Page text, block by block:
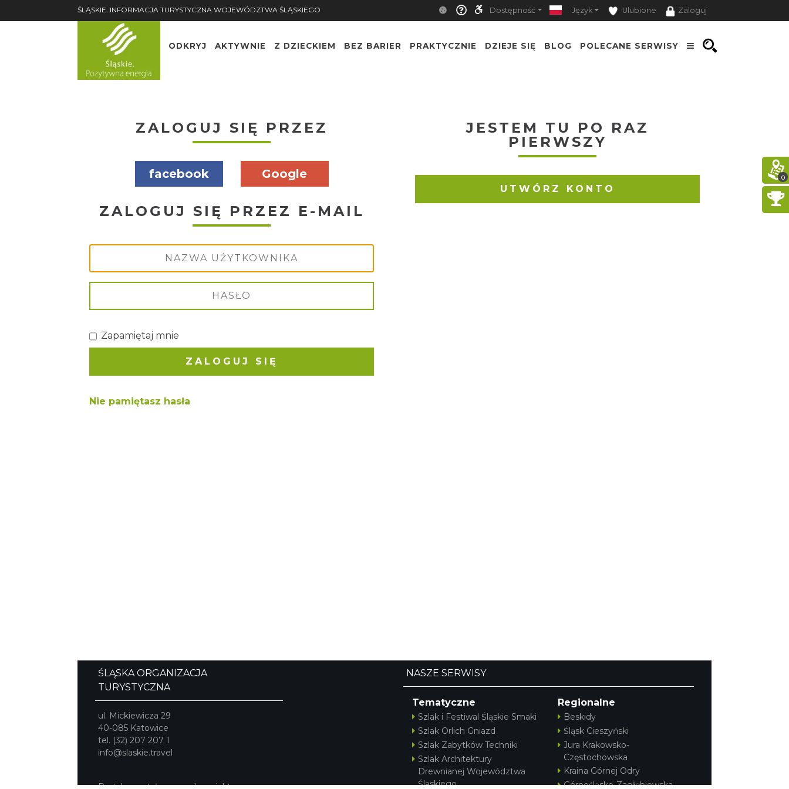
ŚLĄSKIE. INFORMACJA TURYSTYCZNA WOJEWÓDZTWA ŚLĄSKIEGO Dostępność Język Ulubione Zaloguj
ODKRYJ AKTYWNIE Z DZIECKIEM BEZ BARIER PRAKTYCZNIE DZIEJE SIĘ BLOG POLECANE SERWISY
ZALOGUJ SIĘ PRZEZ
facebook Google
ZALOGUJ SIĘ PRZEZ E-MAIL
Zapamiętaj mnie
Nie pamiętasz hasła
JESTEM TU PO RAZ
PIERWSZY
UTWÓRZ KONTO
ŚLĄSKA ORGANIZACJA
TURYSTYCZNA
ul. Mickiewicza 29
40-085 Katowice
tel. (32) 207 207 1
info@slaskie.travel
Portal powstał w ramach projektu
NASZE SERWISY
Tematyczne
Szlak i Festiwal Śląskie Smaki
Szlak Orlich Gniazd
Szlak Zabytków Techniki
Szlak Architektury
Drewnianej Województwa
Śląskiego
Regionalne
Beskidy
Śląsk Cieszyński
Jura Krakowsko-
Częstochowska
Kraina Górnej Odry
Górnośląsko-Zagłębiowska
0